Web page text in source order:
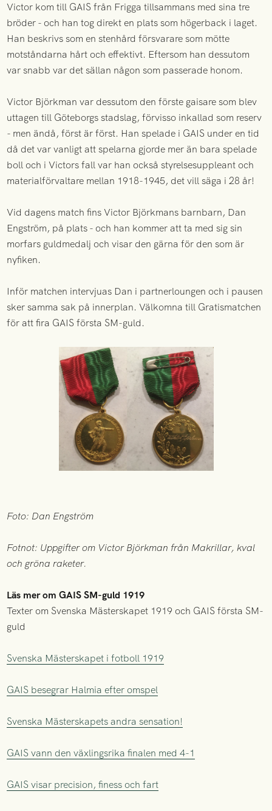
Victor kom till GAIS från Frigga tillsammans med sina tre
bröder - och han tog direkt en plats som högerback i laget.
Han beskrivs som en stenhård försvarare som mötte
motståndarna hårt och effektivt. Eftersom han dessutom
var snabb var det sällan någon som passerade honom.
Victor Björkman var dessutom den förste gaisare som blev
uttagen till Göteborgs stadslag, förvisso inkallad som reserv
- men ändå, först är först. Han spelade i GAIS under en tid
då det var vanligt att spelarna gjorde mer än bara spelade
boll och i Victors fall var han också styrelsesuppleant och
materialförvaltare mellan 1918-1945, det vill säga i 28 år!
Vid dagens match fins Victor Björkmans barnbarn, Dan
Engström, på plats - och han kommer att ta med sig sin
morfars guldmedalj och visar den gärna för den som är
nyfiken.
Inför matchen intervjuas Dan i partnerloungen och i pausen
sker samma sak på innerplan. Välkomna till Gratismatchen
för att fira GAIS första SM-guld.
Foto: Dan Engström
Fotnot: Uppgifter om Victor Björkman från Makrillar, kval
och gröna raketer.
Läs mer om GAIS SM-guld 1919
Texter om Svenska Mästerskapet 1919 och GAIS första SM-
guld
Svenska Mästerskapet i fotboll 1919
GAIS besegrar Halmia efter omspel
Svenska Mästerskapets andra sensation!
GAIS vann den växlingsrika finalen med 4-1
GAIS visar precision, finess och fart